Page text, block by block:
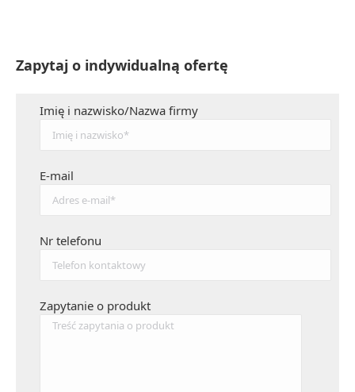
Zapytaj o indywidualną ofertę
Imię i nazwisko/Nazwa firmy
E-mail
Nr telefonu
Zapytanie o produkt